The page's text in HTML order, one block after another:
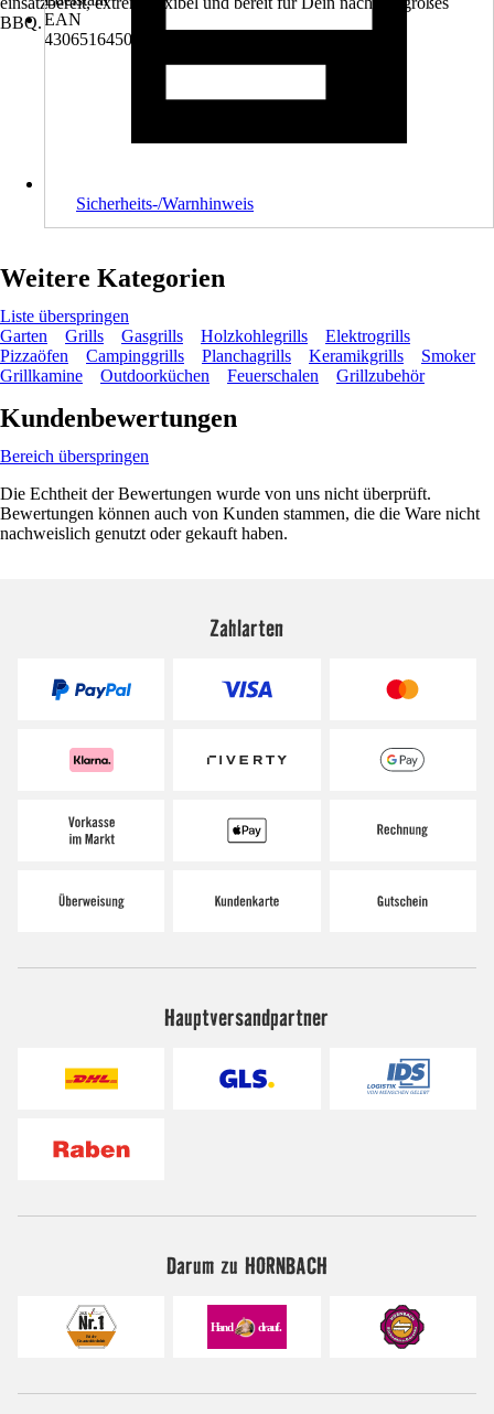
EAN
4306516450282
BBQ.
Sicherheits-/Warnhinweis
Weitere Kategorien
Liste überspringen
Garten
Grills Gasgrills Holzkohlegrills
Elektrogrills
Pizzaöfen
Campinggrills Planchagrills Keramikgrills
Smoker
Grillkamine
Outdoorküchen Feuerschalen Grillzubehör
Kundenbewertungen
Bereich überspringen
Die Echtheit der Bewertungen wurde von uns nicht überprüft.
Bewertungen können auch von Kunden stammen, die die Ware nicht
nachweislich genutzt oder gekauft haben.
Zahlarten
Hauptversandpartner
Darum zu HORNBACH